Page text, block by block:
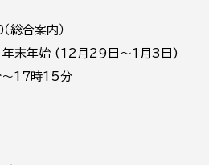
合案内）
年末年始 (12月29日～1月3日)
17時15分